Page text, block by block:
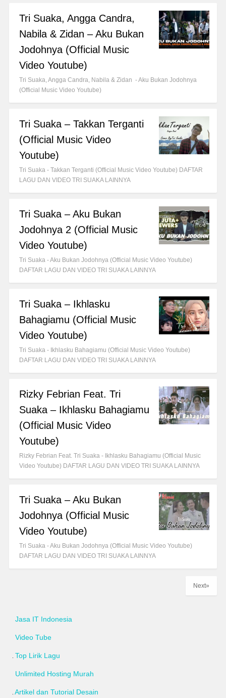
Tri Suaka, Angga Candra,
Nabila & Zidan – Aku Bukan
Jodohnya (Official Music
Video Youtube)
Tri Suaka, Angga Candra, Nabila & Zidan - Aku Bukan Jodohnya
(Official Music Video Youtube)
Tri Suaka – Takkan Terganti
(Official Music Video
Youtube)
Tri Suaka - Takkan Terganti (Official Music Video Youtube) DAFTAR
LAGU DAN VIDEO TRI SUAKA LAINNYA
Tri Suaka – Aku Bukan
Jodohnya 2 (Official Music
Video Youtube)
Tri Suaka - Aku Bukan Jodohnya (Official Music Video Youtube)
DAFTAR LAGU DAN VIDEO TRI SUAKA LAINNYA
Tri Suaka – Ikhlasku
Bahagiamu (Official Music
Video Youtube)
Tri Suaka - Ikhlasku Bahagiamu (Official Music Video Youtube)
DAFTAR LAGU DAN VIDEO TRI SUAKA LAINNYA
Rizky Febrian Feat. Tri
Suaka – Ikhlasku Bahagiamu
(Official Music Video
Youtube)
Rizky Febrian Feat. Tri Suaka - Ikhlasku Bahagiamu (Official Music
Video Youtube) DAFTAR LAGU DAN VIDEO TRI SUAKA LAINNYA
Tri Suaka – Aku Bukan
Jodohnya (Official Music
Video Youtube)
Tri Suaka - Aku Bukan Jodohnya (Official Music Video Youtube)
DAFTAR LAGU DAN VIDEO TRI SUAKA LAINNYA
Next»
Jasa IT Indonesia
Video Tube
Top Lirik Lagu
Unlimited Hosting Murah
Artikel dan Tutorial Desain